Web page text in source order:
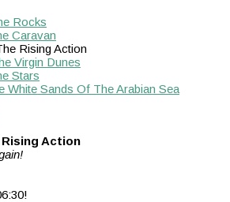
Rocks
Caravan
Rising Action
Virgin Dunes
Stars
White Sands Of The Arabian Sea
Action